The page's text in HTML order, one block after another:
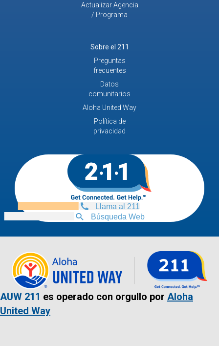
Actualizar Agencia
/ Programa
Sobre el 211
Preguntas
frecuentes
Datos
comunitarios
Aloha United Way
Política de
privacidad
Llama al 211
Búsqueda Web
AUW 211 es operado con orgullo por Aloha
United Way